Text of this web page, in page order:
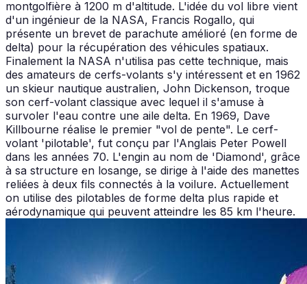
montgolfière à 1200 m d'altitude. L'idée du vol libre vient
d'un ingénieur de la NASA, Francis Rogallo, qui
présente un brevet de parachute amélioré (en forme de
delta) pour la récupération des véhicules spatiaux.
Finalement la NASA n'utilisa pas cette technique, mais
des amateurs de cerfs-volants s'y intéressent et en 1962
un skieur nautique australien, John Dickenson, troque
son cerf-volant classique avec lequel il s'amuse à
survoler l'eau contre une aile delta. En 1969, Dave
Killbourne réalise le premier "vol de pente". Le cerf-
volant 'pilotable', fut conçu par l'Anglais Peter Powell
dans les années 70. L'engin au nom de 'Diamond', grâce
à sa structure en losange, se dirige à l'aide des manettes
reliées à deux fils connectés à la voilure. Actuellement
on utilise des pilotables de forme delta plus rapide et
aérodynamique qui peuvent atteindre les 85 km l'heure.